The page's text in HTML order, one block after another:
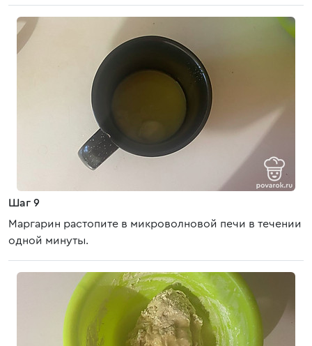
Шаг 9
Маргарин растопите в микроволновой печи в течении
одной минуты.